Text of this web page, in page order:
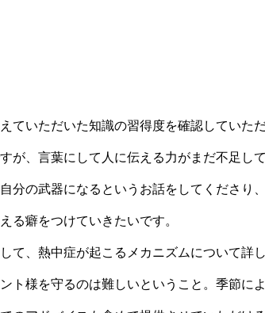
ていただいた知識の習得度を確認していた
が、言葉にして人に伝える力がまだ不足し
分の武器になるというお話をしてくださり
る癖をつけていきたいです。
て、熱中症が起こるメカニズムについて詳
ト様を守るのは難しいということ。季節に